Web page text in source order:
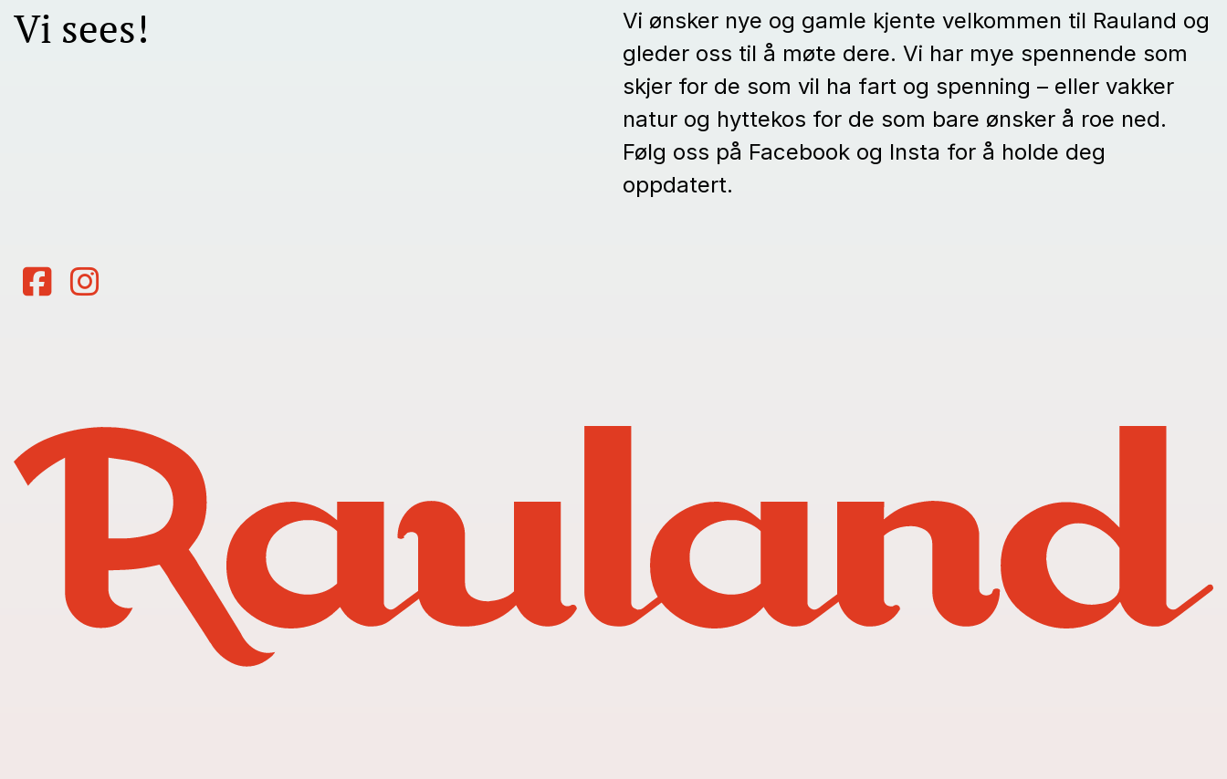
Vi sees!
Vi ønsker nye og gamle kjente velkommen til Rauland og
gleder oss til å møte dere. Vi har mye spennende som
skjer for de som vil ha fart og spenning – eller vakker
natur og hyttekos for de som bare ønsker å roe ned.
Følg oss på Facebook og Insta for å holde deg
oppdatert.